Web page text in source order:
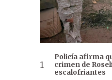
Policía afirma
crimen de
escalofriantes